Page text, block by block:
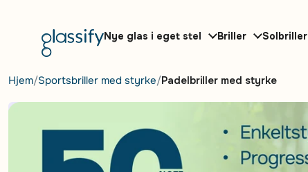
Nye glas i eget stel Briller Solbriller
Hjem Sportsbriller med styrke Padelbriller med styrke